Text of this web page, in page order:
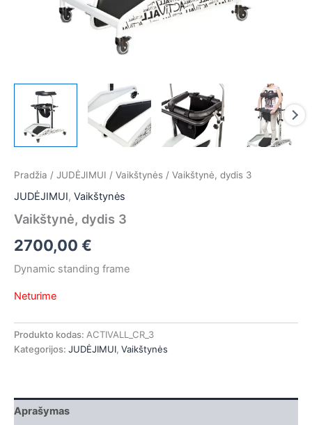
Pradžia / JUDĖJIMUI / Vaikštynės / Vaikštynė, dydis 3
JUDĖJIMUI, Vaikštynės
Vaikštynė, dydis 3
2700,00 €
Dynamic standing frame
Neturime
Produkto kodas: ACTIVALL_CR_3
Kategorijos: JUDĖJIMUI, Vaikštynės
Aprašymas